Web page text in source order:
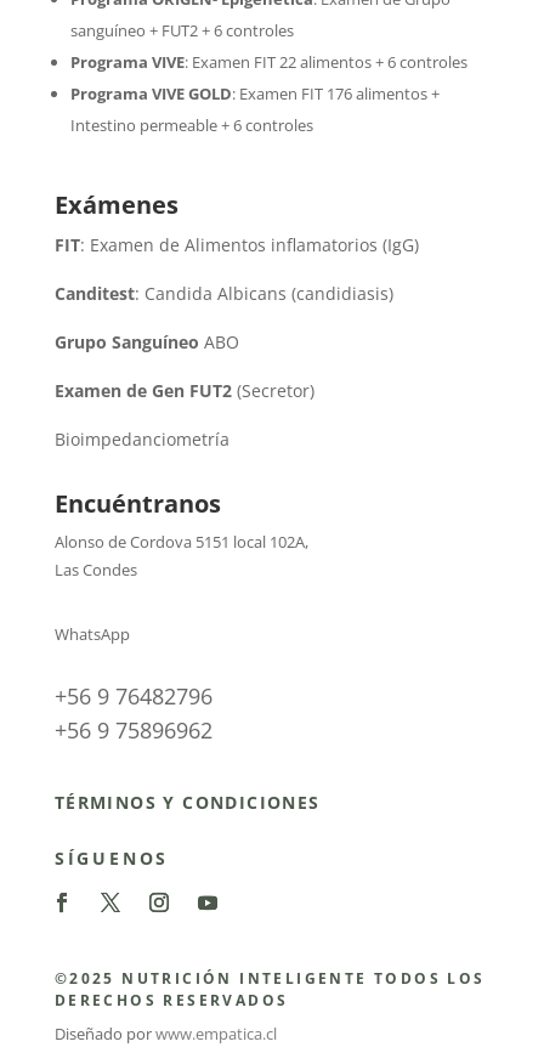
sanguíneo + FUT2 + 6 controles
Programa VIVE: Examen FIT 22 alimentos + 6 controles
Programa VIVE GOLD: Examen FIT 176 alimentos +
Intestino permeable + 6 controles
Exámenes
FIT: Examen de Alimentos inflamatorios (IgG)
Canditest: Candida Albicans (candidiasis)
Grupo Sanguíneo ABO
Examen de Gen FUT2(Secretor)
Bioimpedanciometría
Encuéntranos
Alonso de Cordova 5151 local 102A,
Las Condes
WhatsApp
+56 9 76482796
+56 9 75896962
TÉRMINOS Y CONDICIONES
SÍGUENOS
©2025 NUTRICIÓN INTELIGENTE TODOS LOS
DERECHOS RESERVADOS
Diseñado porwww.empatica.cl